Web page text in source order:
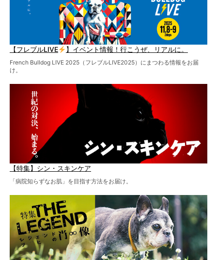
【フレブルLIVE 】イベント情報！行こうぜ、リアルに。
French Bulldog LIVE 2025（フレブルLIVE2025）にまつわる情報をお届
け。
【特集】シン・スキンケア
「病院知らずなお肌」を目指す方法をお届け。